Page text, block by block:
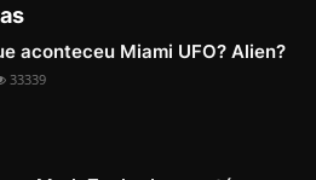
aconteceu Miami UFO? Alien?
33339